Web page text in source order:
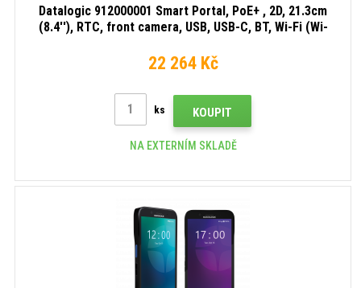
Datalogic 912000001 Smart Portal, PoE+ , 2D, 21.3cm
(8.4''), RTC, front camera, USB, USB-C, BT, Wi-Fi (Wi-
22 264 Kč
ks KOUPIT
NA EXTERNÍM SKLADĚ